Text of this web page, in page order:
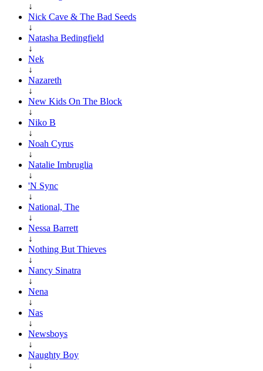
↓
Nick Cave & The Bad Seeds
↓
Natasha Bedingfield
↓
Nek
↓
Nazareth
↓
New Kids On The Block
↓
Niko B
↓
Noah Cyrus
↓
Natalie Imbruglia
↓
'N Sync
↓
National, The
↓
Nessa Barrett
↓
Nothing But Thieves
↓
Nancy Sinatra
↓
Nena
↓
Nas
↓
Newsboys
↓
Naughty Boy
↓